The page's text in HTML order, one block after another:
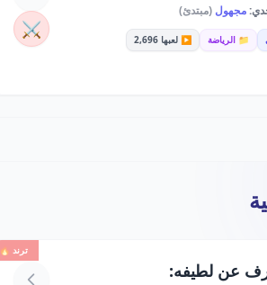
مجهول (مبتدئ)
📁 الرياضة ▶️ لعبها 2,696 ⚔️
ترند 🔥
عن لطيفه: